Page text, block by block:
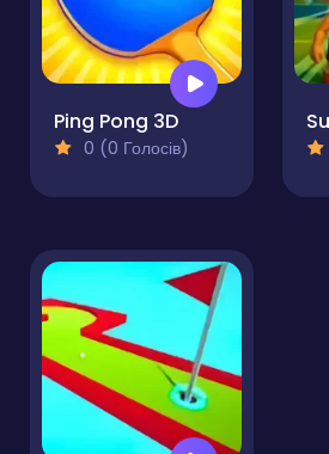
Ping Pong 3D
0 (0 Голосів)